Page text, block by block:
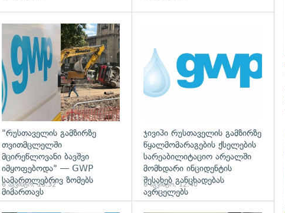
"რუსთაველის გამზირზე
თვითმცლელში
მცირეწლოვანი ბავშვი
იმყოფებოდა" — GWP
სამართლებრივ ზომებს
მიმართავს
6 აგვისტო, 13:32
ჯივიპი რუსთაველის გამზირზე
წყალმომარაგების ქსელების
სარეაბილიტაციო არეალში
მომხდარი ინციდენტის
შესახებ განცხადებას
ავრცელებს
6 აგვისტო, 12:40